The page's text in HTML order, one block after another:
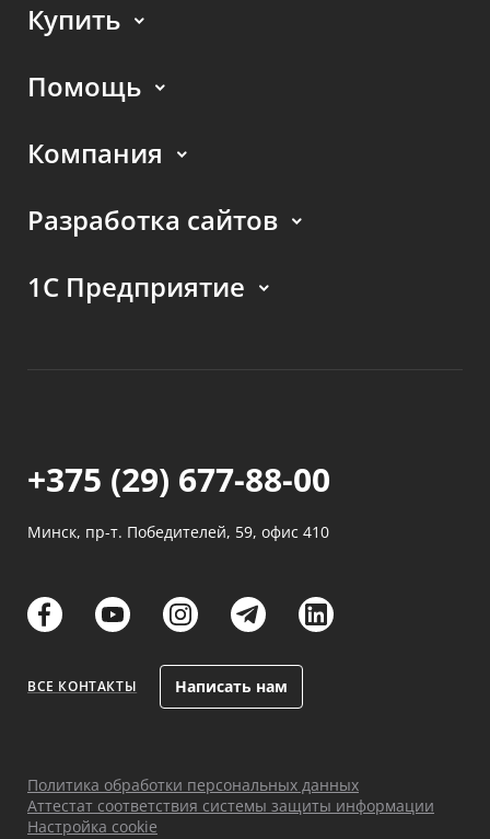
Разработка сайтов
1С Предприятие
Купить
Помощь
Компания
+375 (29) 677-88-00
Минск, пр-т. Победителей, 59, офис 410
links links links links
ВСЕ КОНТАКТЫ Написать нам
Политика обработки персональных данных
Аттестат соответствия системы защиты информации
Настройка cookie